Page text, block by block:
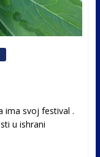
ima svoj festival .
u ishrani